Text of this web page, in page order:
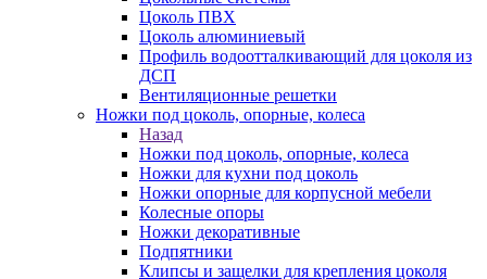
Цоколь ПВХ
Цоколь алюминиевый
Профиль водоотталкивающий для цоколя из
ДСП
Вентиляционные решетки
Ножки под цоколь, опорные, колеса
Назад
Ножки под цоколь, опорные, колеса
Ножки для кухни под цоколь
Ножки опорные для корпусной мебели
Колесные опоры
Ножки декоративные
Подпятники
Клипсы и защелки для крепления цоколя